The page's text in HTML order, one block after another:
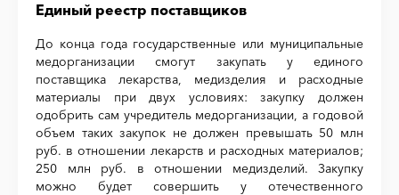
Единый реестр поставщиков
До конца года государственные или муниципальные
медорганизации смогут закупать у единого
поставщика лекарства, медизделия и расходные
материалы при двух условиях: закупку должен
одобрить сам учредитель медорганизации, а годовой
объем таких закупок не должен превышать 50 млн
руб. в отношении лекарств и расходных материалов;
250 млн руб. в отношении медизделий. Закупку
можно будет совершить у отечественного